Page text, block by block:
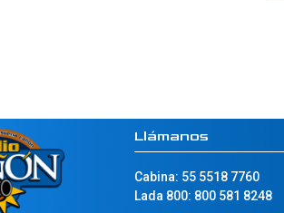
Llámanos
Cabina: 55 5518 7760
Lada 800: 800 581 8248